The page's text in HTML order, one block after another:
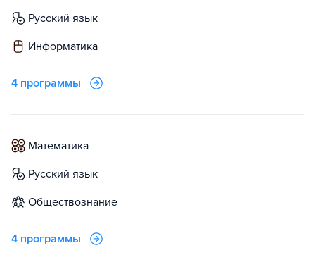
русский язык
информатика
4 программы
математика
русский язык
обществознание
4 программы